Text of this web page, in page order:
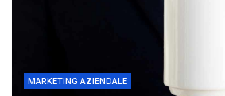
MARKETING AZIENDALE